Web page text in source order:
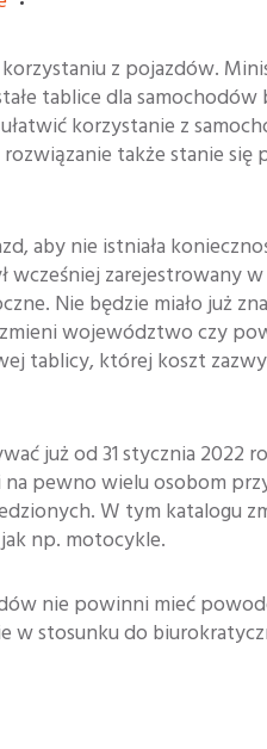
z pojazdów.
tablice dla
korzystanie z
także stanie się
aby nie istniała
wcześniej zarejestrowany
Nie będzie miało już
województwo czy
tablicy, której koszt
już od 31 stycznia 2022
pewno wielu osobom
W tym katalogu
np. motocykle.
nie powinni mieć
w stosunku do